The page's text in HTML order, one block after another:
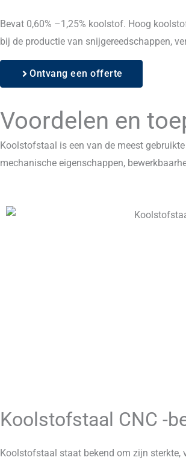
Bevat 0,60% –1,25% koolstof. Hoog
bij de productie van snijgereedschappen,
Ontvang een offerte
Voordelen en
Koolstofstaal is een van de meest
mechanische eigenschappen,
Koolstofstaal CNC -
Koolstofstaal staat bekend om zijn